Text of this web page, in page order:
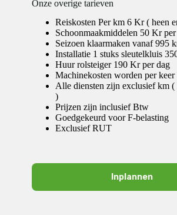
Onze overige tarieven
Reiskosten Per km 6 Kr ( heen
Schoonmaakmiddelen 50 Kr
Seizoen klaarmaken vanaf 995
Installatie 1 stuks sleutelkluis
Huur rolsteiger 190 Kr per dag
Machinekosten worden per keer
Alle diensten zijn exclusief km (
)
Prijzen zijn inclusief Btw
Goedgekeurd voor F-belasting
Exclusief RUT
Inplannen